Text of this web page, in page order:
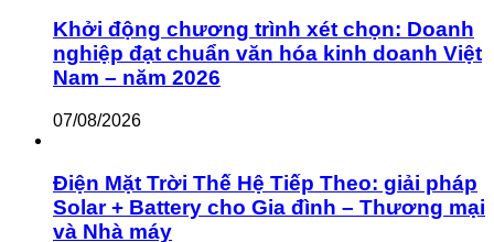
Khởi động chương trình xét chọn: Doanh
nghiệp đạt chuẩn văn hóa kinh doanh Việt
Nam – năm 2026
07/08/2026
Điện Mặt Trời Thế Hệ Tiếp Theo: giải pháp
Solar + Battery cho Gia đình – Thương mại
và Nhà máy